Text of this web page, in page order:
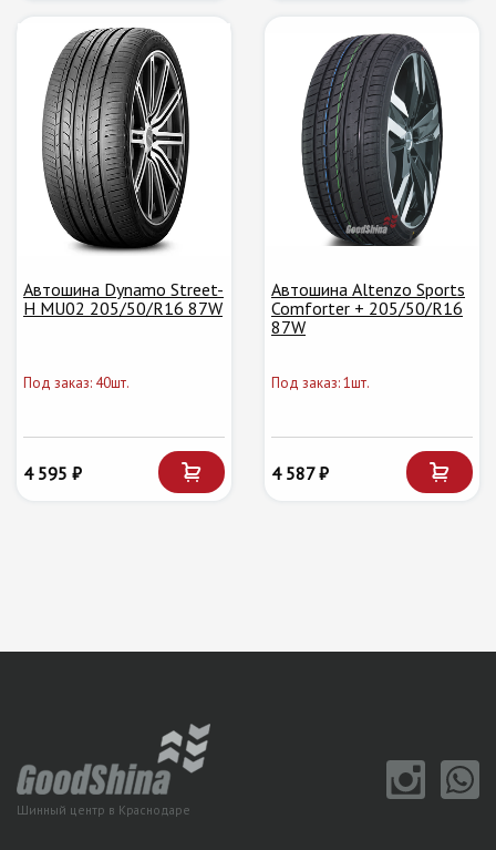
Автошина Dynamo Street-
H MU02 205/50/R16 87W
Под заказ: 40шт.
4 595 ₽
Автошина Altenzo Sports
Comforter + 205/50/R16
87W
Под заказ: 1шт.
4 587 ₽
Шинный центр в Краснодаре